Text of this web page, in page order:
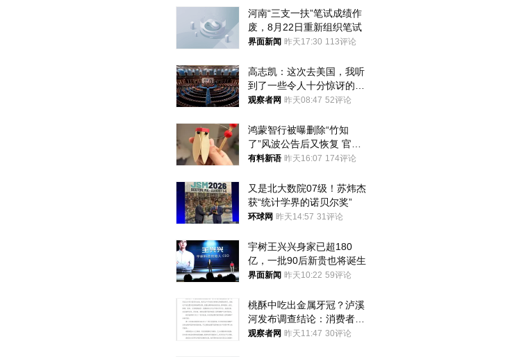
河南“三支一扶”笔试成绩作
废，8月22日重新组织笔试
界面新闻 昨天17:30 113评论
高志凯：这次去美国，我听
到了一些令人十分惊讶的消
息
观察者网 昨天08:47 52评论
鸿蒙智行被曝删除“竹知
了”风波公告后又恢复 官媒
曾力挺：劝华为要大度的，
有料新语 昨天16:07 174评论
又是北大数院07级！苏炜杰
获“统计学界的诺贝尔奖”
环球网 昨天14:57 31评论
宇树王兴兴身家已超180
亿，一批90后新贵也将诞生
界面新闻 昨天10:22 59评论
桃酥中吃出金属牙冠？泸溪
河发布调查结论：消费者已
澄清，所发视频情况不属实
观察者网 昨天11:47 30评论